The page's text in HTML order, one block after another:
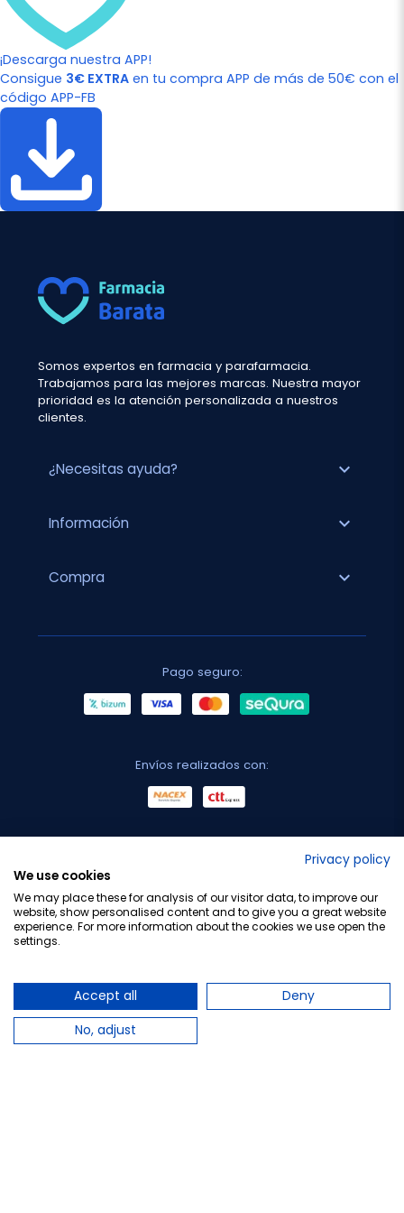
¡Descarga nuestra APP!
Consigue 3€ EXTRA en tu compra APP de más de 50€ con el
código APP-FB
Somos expertos en farmacia y parafarmacia.
Trabajamos para las mejores marcas. Nuestra mayor
prioridad es la atención personalizada a nuestros
clientes.
¿Necesitas ayuda? expand_more
Información expand_more
Compra expand_more
Pago seguro:
Envíos realizados con:
Privacy policy
We use cookies
We may place these for analysis of our visitor data, to improve our
website, show personalised content and to give you a great website
experience. For more information about the cookies we use open the
settings.
Accept all
Deny
No, adjust